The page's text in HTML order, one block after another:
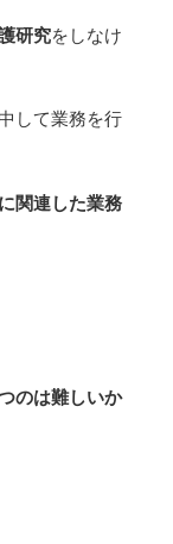
研究をしなけ
して業務を行
関連した業務
のは難しいか